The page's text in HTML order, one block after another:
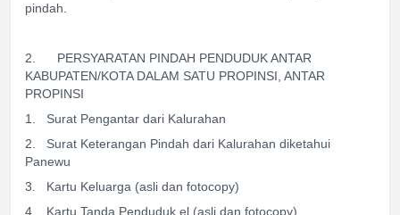
pindah.
2. PERSYARATAN PINDAH PENDUDUK ANTAR
KABUPATEN/KOTA DALAM SATU PROPINSI, ANTAR
PROPINSI
1. Surat Pengantar dari Kalurahan
2. Surat Keterangan Pindah dari Kalurahan diketahui
Panewu
3. Kartu Keluarga (asli dan fotocopy)
4. Kartu Tanda Penduduk el (asli dan fotocopy)